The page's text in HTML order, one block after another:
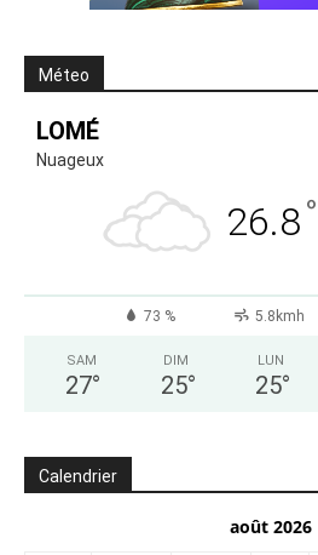
Méteo
LOMÉ
Nuageux
26.8°
73 % 5.8kmh
SAM
27°
DIM
25°
LUN
25°
Calendrier
août 2026